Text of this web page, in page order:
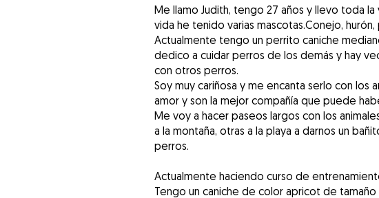
Me llamo Judith, tengo 27 años y llevo toda la
vida he tenido varias mascotas.Conejo, hurón,
Actualmente tengo un perrito caniche
dedico a cuidar perros de los demás y hay
con otros perros.
Soy muy cariñosa y me encanta serlo con los
amor y son la mejor compañía que puede
Me voy a hacer paseos largos con los
a la montaña, otras a la playa a darnos un
perros.
Actualmente haciendo curso de
Tengo un caniche de color apricot de tamaño